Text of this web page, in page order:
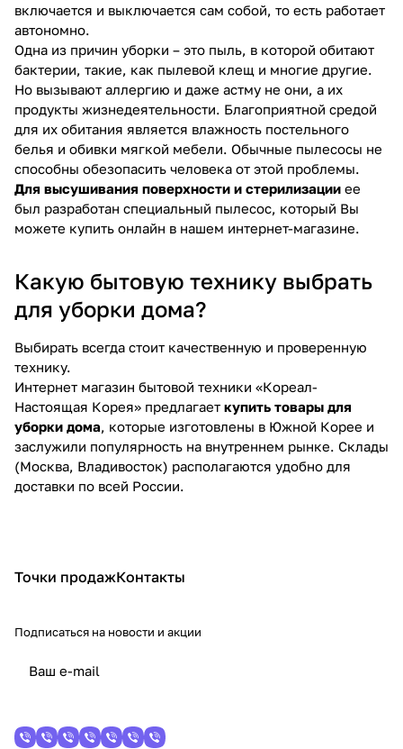
включается и выключается сам собой, то есть работает
автономно.
Одна из причин уборки – это пыль, в которой обитают
бактерии, такие, как пылевой клещ и многие другие.
Но вызывают аллергию и даже астму не они, а их
продукты жизнедеятельности. Благоприятной средой
для их обитания является влажность постельного
белья и обивки мягкой мебели. Обычные пылесосы не
способны обезопасить человека от этой проблемы.
Для высушивания поверхности и стерилизации ее
был разработан специальный пылесос, который Вы
можете купить онлайн в нашем интернет-магазине.
Какую бытовую технику выбрать
для уборки дома?
Выбирать всегда стоит качественную и проверенную
технику.
Интернет магазин бытовой техники «Кореал-
Настоящая Корея» предлагает купить товары для
уборки дома, которые изготовлены в Южной Корее и
заслужили популярность на внутреннем рынке. Склады
(Москва, Владивосток) располагаются удобно для
доставки по всей России.
Точки продажКонтакты
Подписаться на новости и акции